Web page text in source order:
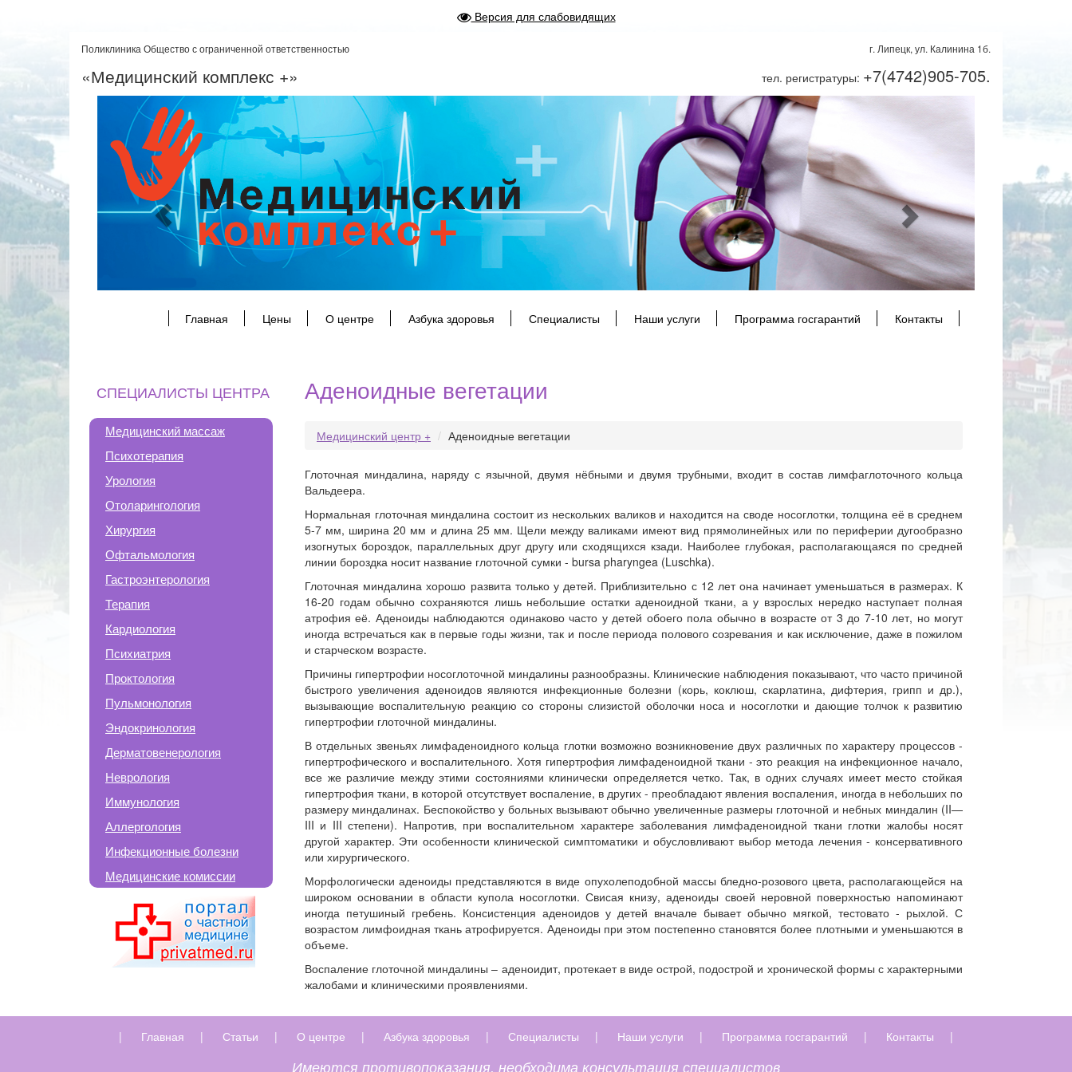
Версия для слабовидящих
Поликлиника Общество с ограниченной ответственностью
«Медицинский комплекс +»
г. Липецк, ул. Калинина 1б.
тел. регистратуры: +7(4742)905-705.
Previous Next
Главная Цены О центре Азбука здоровья Специалисты Наши услуги Программа госгарантий Контакты
СПЕЦИАЛИСТЫ ЦЕНТРА
Медицинский массаж
Психотерапия
Урология
Отоларингология
Хирургия
Офтальмология
Гастроэнтерология
Терапия
Кардиология
Психиатрия
Проктология
Пульмонология
Эндокринология
Дерматовенерология
Неврология
Иммунология
Аллергология
Инфекционные болезни
Медицинские комиссии
Аденоидные вегетации
Медицинский центр + Аденоидные вегетации
Глоточная миндалина, наряду с язычной, двумя нёбными и двумя трубными, входит в состав лимфаглоточного кольца
Вальдеера.
Нормальная глоточная миндалина состоит из нескольких валиков и находится на своде носоглотки, толщина её в среднем
5-7 мм, ширина 20 мм и длина 25 мм. Щели между валиками имеют вид прямолинейных или по периферии дугообразно
изогнутых бороздок, параллельных друг другу или сходящихся кзади. Наиболее глубокая, располагающаяся по средней
линии бороздка носит название глоточной сумки - bursa pharyngea (Luschka).
Глоточная миндалина хорошо развита только у детей. Приблизительно с 12 лет она начинает уменьшаться в размерах. К
16-20 годам обычно сохраняются лишь небольшие остатки аденоидной ткани, а у взрослых нередко наступает полная
атрофия её. Аденоиды наблюдаются одинаково часто у детей обоего пола обычно в возрасте от 3 до 7-10 лет, но могут
иногда встречаться как в первые годы жизни, так и после периода полового созревания и как исключение, даже в пожилом
и старческом возрасте.
Причины гипертрофии носоглоточной миндалины разнообразны. Клинические наблюдения показывают, что часто причиной
быстрого увеличения аденоидов являются инфекционные болезни (корь, коклюш, скарлатина, дифтерия, грипп и др.),
вызывающие воспалительную реакцию со стороны слизистой оболочки носа и носоглотки и дающие толчок к развитию
гипертрофии глоточной миндалины.
В отдельных звеньях лимфаденоидного кольца глотки возможно возникновение двух различных по характеру процессов -
гипертрофического и воспалительного. Хотя гипертрофия лимфаденоидной ткани - это реакция на инфекционное начало,
все же различие между этими состояниями клинически определяется четко. Так, в одних случаях имеет место стойкая
гипертрофия ткани, в которой отсутствует воспаление, в других - преобладают явления воспаления, иногда в небольших по
размеру миндалинах. Беспокойство у больных вызывают обычно увеличенные размеры глоточной и небных миндалин (II—
III и III степени). Напротив, при воспалительном характере заболевания лимфаденоидной ткани глотки жалобы носят
другой характер. Эти особенности клинической симптоматики и обусловливают выбор метода лечения - консервативного
или хирургического.
Морфологически аденоиды представляются в виде опухолеподобной массы бледно-розового цвета, располагающейся на
широком основании в области купола носоглотки. Свисая книзу, аденоиды своей неровной поверхностью напоминают
иногда петушиный гребень. Консистенция аденоидов у детей вначале бывает обычно мягкой, тестовато - рыхлой. С
возрастом лимфоидная ткань атрофируется. Аденоиды при этом постепенно становятся более плотными и уменьшаются в
объеме.
Воспаление глоточной миндалины – аденоидит, протекает в виде острой, подострой и хронической формы с характерными
жалобами и клиническими проявлениями.
| Главная | Статьи | О центре | Азбука здоровья | Специалисты | Наши услуги | Программа госгарантий | Контакты |
Имеются противопоказания, необходима консультация специалистов